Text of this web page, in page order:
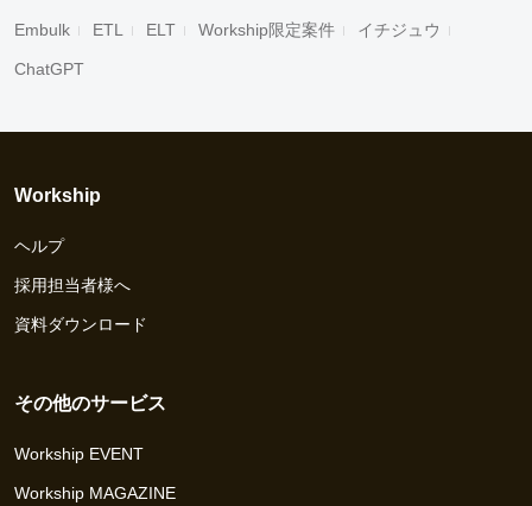
Embulk ETL ELT Workship限定案件 イチジュウ
ChatGPT
Workship
ヘルプ
採用担当者様へ
資料ダウンロード
その他のサービス
Workship EVENT
Workship MAGAZINE